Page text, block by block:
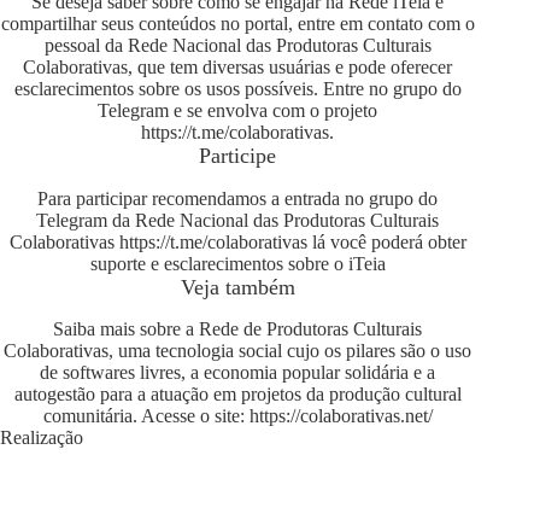
compartilhar seus conteúdos no portal, entre em contato com o
pessoal da Rede Nacional das Produtoras Culturais
Colaborativas, que tem diversas usuárias e pode oferecer
esclarecimentos sobre os usos possíveis. Entre no grupo do
Telegram e se envolva com o projeto
https://t.me/colaborativas.
Participe
Para participar recomendamos a entrada no grupo do
Telegram da Rede Nacional das Produtoras Culturais
Colaborativas https://t.me/colaborativaslá você poderá obter
suporte e esclarecimentos sobre o iTeia
Veja também
Saiba mais sobre a Rede de Produtoras Culturais
Colaborativas, uma tecnologia social cujo os pilares são o uso
de softwares livres, a economia popular solidária e a
autogestão para a atuação em projetos da produção cultural
comunitária. Acesse o site: https://colaborativas.net/
Realização